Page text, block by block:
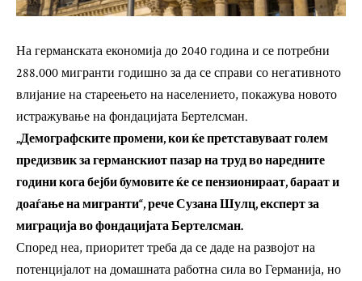
На германската економија до 2040 година и се потребни
288.000 мигранти годишно за да се справи со негативното
влијание на стареењето на населението, покажува новото
истражување на фондацијата Бертелсман.
„Демографските промени, кои ќе претставуваат голем
предизвик за германскиот пазар на труд во наредните
години кога бејби бумовите ќе се пензионираат, бараат и
доаѓање на мигранти“, рече Сузана Шулц, експерт за
миграција во фондацијата Бертелсман.
Според неа, приоритет треба да се даде на развојот на
потенцијалот на домашната работна сила во Германија, но